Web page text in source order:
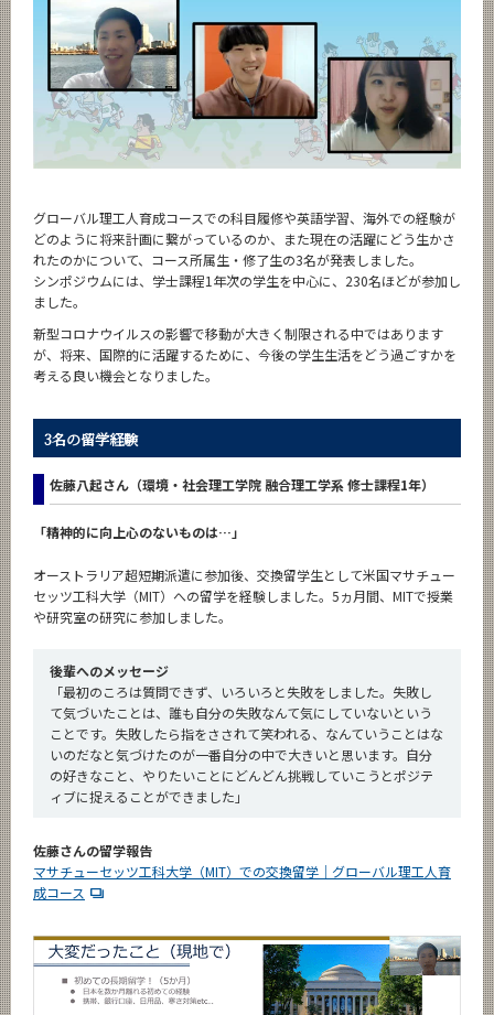
グローバル理工人育成コースでの科目履修や英語学習、海外での経験が
どのように将来計画に繋がっているのか、また現在の活躍にどう生かさ
れたのかについて、コース所属生・修了生の3名が発表しました。
シンポジウムには、学士課程1年次の学生を中心に、230名ほどが参加し
ました。
新型コロナウイルスの影響で移動が大きく制限される中ではあります
が、将来、国際的に活躍するために、今後の学生生活をどう過ごすかを
考える良い機会となりました。
3名の留学経験
佐藤八起さん（環境・社会理工学院 融合理工学系 修士課程1年）
「精神的に向上心のないものは…」
オーストラリア超短期派遣に参加後、交換留学生として米国マサチュー
セッツ工科大学（MIT）への留学を経験しました。5ヵ月間、MITで授業
や研究室の研究に参加しました。
後輩へのメッセージ
「最初のころは質問できず、いろいろと失敗をしました。失敗し
て気づいたことは、誰も自分の失敗なんて気にしていないという
ことです。失敗したら指をさされて笑われる、なんていうことはな
いのだなと気づけたのが一番自分の中で大きいと思います。自分
の好きなこと、やりたいことにどんどん挑戦していこうとポジテ
ィブに捉えることができました」
佐藤さんの留学報告
マサチューセッツ工科大学（MIT）での交換留学｜グローバル理工人育
成コース
サイト構成
学内向け情報
CLOSE